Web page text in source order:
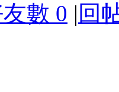
數 0 | 回